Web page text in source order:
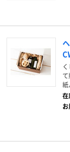
紙
在
お